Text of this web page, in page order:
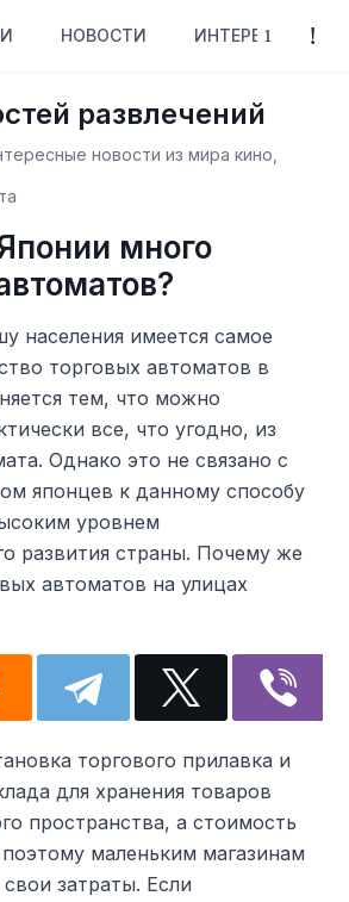
НОВОСТИ ИНТЕРЕСНОЕ
развлечений
новости из мира кино,
много
населения имеется самое
торговых автоматов в
тем, что можно
все, что угодно, из
Однако это не связано с
японцев к данному способу
уровнем
развития страны. Почему же
автоматов на улицах
торгового прилавка и
для хранения товаров
пространства, а стоимость
маленьким магазинам
затраты. Если